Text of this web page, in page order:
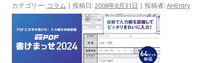
カテゴリー: コラム | 投稿日: 2008年8月31日 | 投稿者: AHEntry